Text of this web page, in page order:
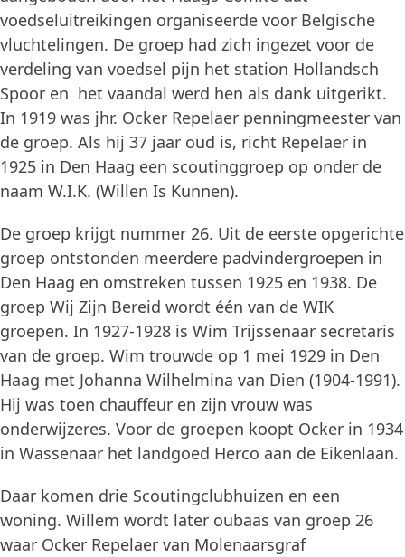
voedseluitreikingen organiseerde voor Belgische
vluchtelingen. De groep had zich ingezet voor de
verdeling van voedsel pijn het station Hollandsch
Spoor en het vaandal werd hen als dank uitgerikt.
In 1919 was jhr. Ocker Repelaer penningmeester van
de groep. Als hij 37 jaar oud is, richt Repelaer in
1925 in Den Haag een scoutinggroep op onder de
naam W.I.K. (Willen Is Kunnen).
De groep krijgt nummer 26. Uit de eerste opgerichte
groep ontstonden meerdere padvindergroepen in
Den Haag en omstreken tussen 1925 en 1938. De
groep Wij Zijn Bereid wordt één van de WIK
groepen. In 1927-1928 is Wim Trijssenaar secretaris
van de groep. Wim trouwde op 1 mei 1929 in Den
Haag met Johanna Wilhelmina van Dien (1904-1991).
Hij was toen chauffeur en zijn vrouw was
onderwijzeres. Voor de groepen koopt Ocker in 1934
in Wassenaar het landgoed Herco aan de Eikenlaan.
Daar komen drie Scoutingclubhuizen en een
woning. Willem wordt later oubaas van groep 26
waar Ocker Repelaer van Molenaarsgraf